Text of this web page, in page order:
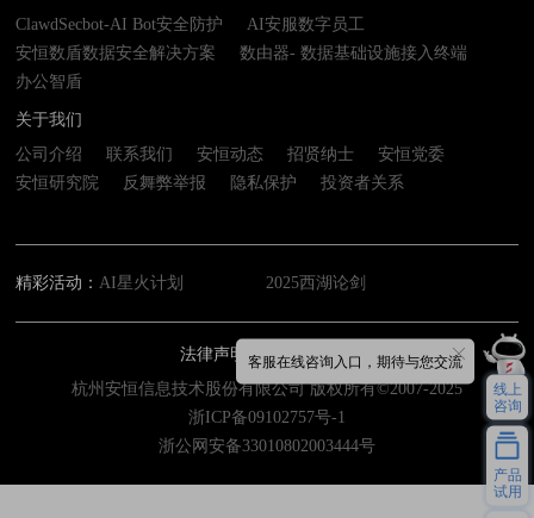
ClawdSecbot-AI Bot安全防护
AI安服数字员工
安恒数盾数据安全解决方案
数由器- 数据基础设施接入终端
办公智盾
关于我们
公司介绍
联系我们 安恒动态 招贤纳士
安恒党委
安恒研究院
反舞弊举报 隐私保护 投资者关系
精彩活动： AI星火计划 2025西湖论剑
法律声明
网站地图
杭州安恒信息技术股份有限公司 版权所有©2007-2025
浙ICP备09102757号-1
浙公网安备33010802003444号
客服在线咨询入口，期待与您交流
线上
咨询
产品
试用